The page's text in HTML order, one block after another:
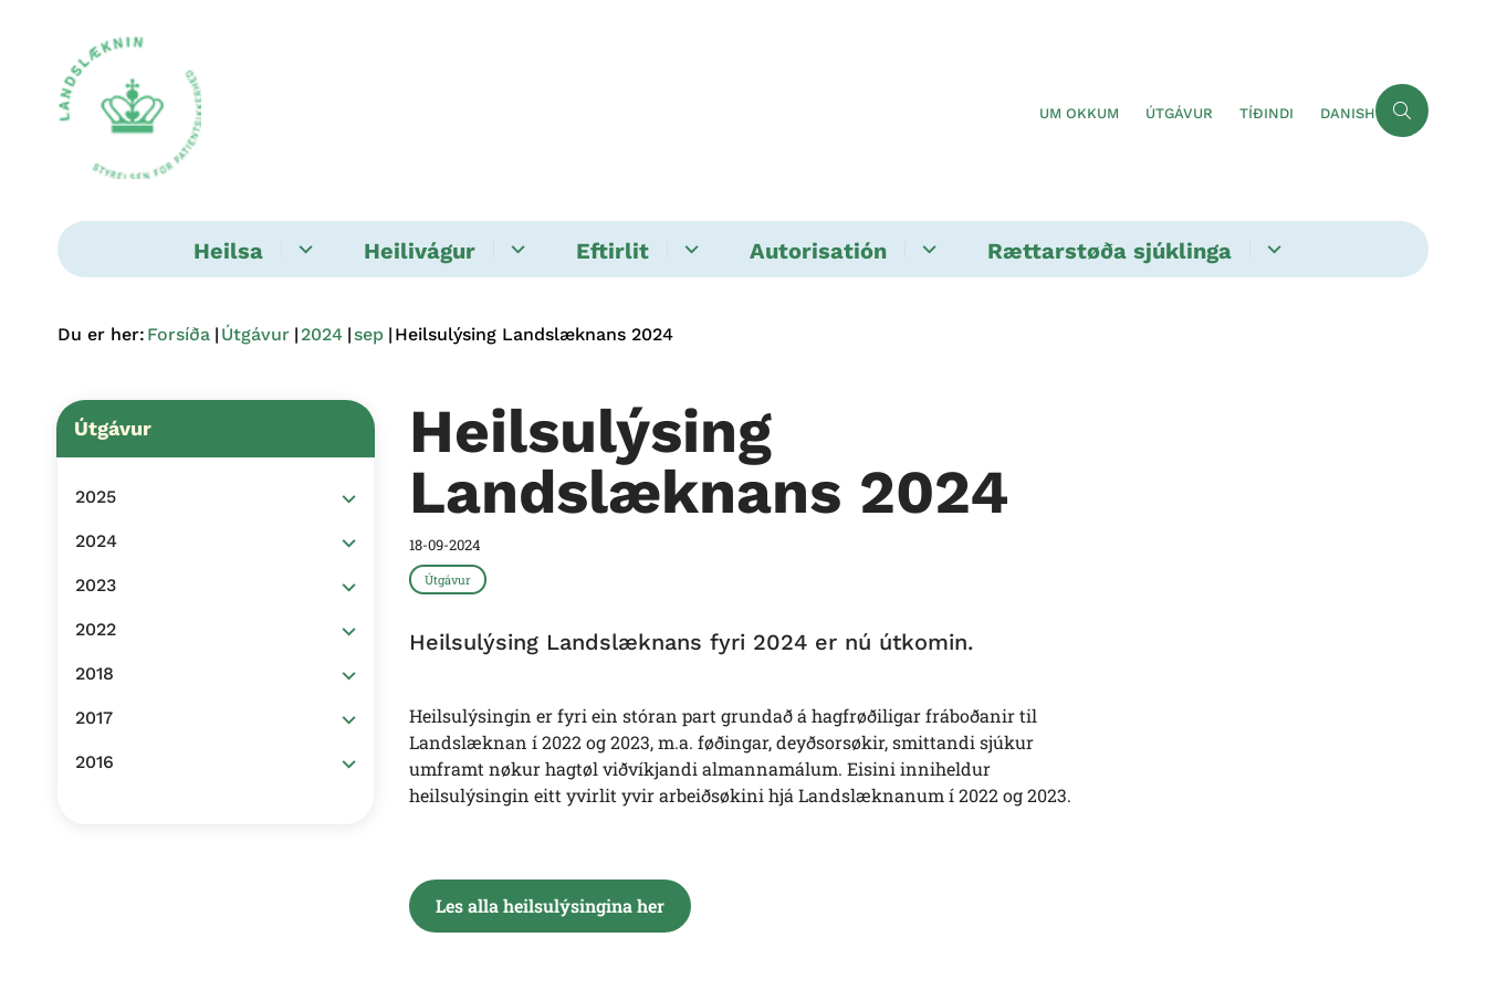
UM OKKUM ÚTGÁVUR TÍÐINDI DANISH
Heilsa Heilivágur Eftirlit Autorisatión Rættarstøða sjúklinga
Du er her: Forsíða Útgávur 2024 sep Heilsulýsing Landslæknans 2024
Útgávur
2025
2024
2023
2022
2018
2017
2016
Heilsulýsing
Landslæknans 2024
18-09-2024
Útgávur
Heilsulýsing Landslæknans fyri 2024 er nú útkomin.
Heilsulýsingin er fyri ein stóran part grundað á hagfrøðiligar fráboðanir til
Landslæknan í 2022 og 2023, m.a. føðingar, deyðsorsøkir, smittandi sjúkur
umframt nøkur hagtøl viðvíkjandi almannamálum. Eisini inniheldur
heilsulýsingin eitt yvirlit yvir arbeiðsøkini hjá Landslæknanum í 2022 og 2023.
Les alla heilsulýsingina her